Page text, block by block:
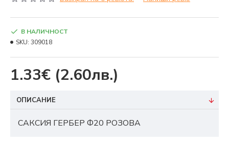
1.33€ (2.60лв.)
В НАЛИЧНОСТ
SKU: 309018
ОПИСАНИЕ
САКСИЯ ГЕРБЕР Ф20 РОЗОВА